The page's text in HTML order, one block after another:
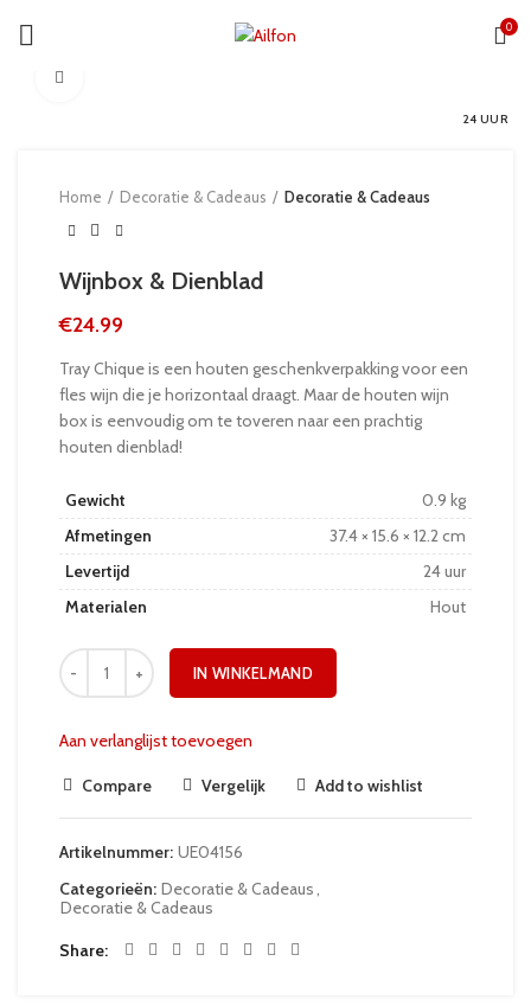
0
24 UUR
Home Decoratie & Cadeaus Decoratie & Cadeaus
Wijnbox & Dienblad
€24.99
Tray Chique is een houten geschenkverpakking voor een
fles wijn die je horizontaal draagt. Maar de houten wijn
box is eenvoudig om te toveren naar een prachtig
houten dienblad!
Gewicht
0.9 kg
Afmetingen
37.4 × 15.6 × 12.2 cm
Levertijd
24 uur
Materialen
Hout
IN WINKELMAND
Aan verlanglijst toevoegen
Compare Vergelijk Add to wishlist
Artikelnummer: UE04156
Categorieën: Decoratie & Cadeaus,
Decoratie & Cadeaus
Share